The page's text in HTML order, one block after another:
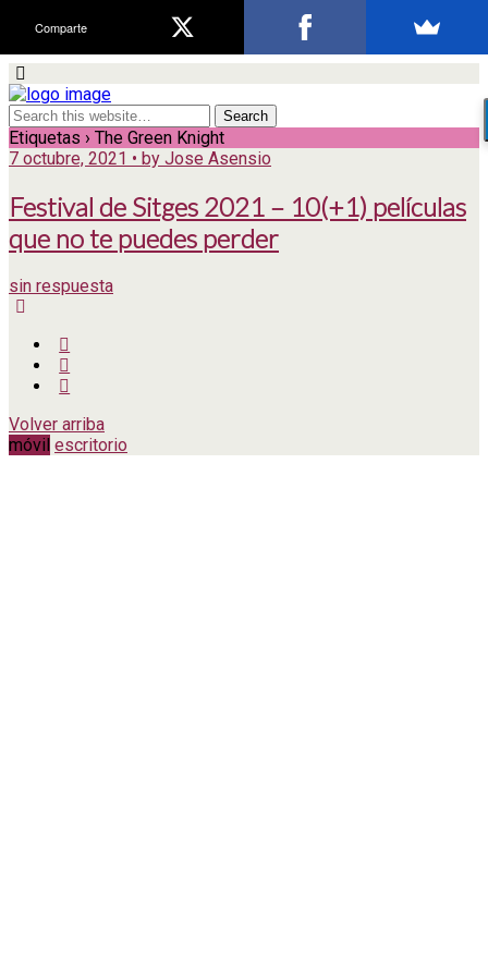
Etiquetas › The Green Knight
7 octubre, 2021 • by Jose Asensio
Festival de Sitges 2021 – 10(+1) películas
que no te puedes perder
sin respuesta
Volver arriba
móvil escritorio
Comparte